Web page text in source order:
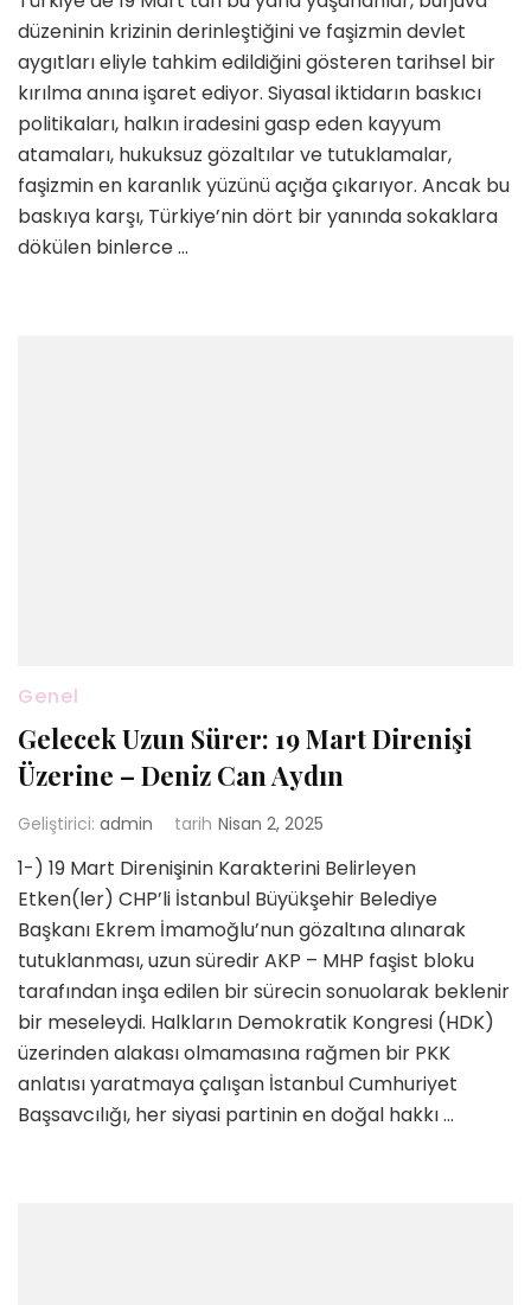
düzeninin krizinin derinleştiğini ve faşizmin devlet
aygıtları eliyle tahkim edildiğini gösteren tarihsel bir
kırılma anına işaret ediyor. Siyasal iktidarın baskıcı
politikaları, halkın iradesini gasp eden kayyum
atamaları, hukuksuz gözaltılar ve tutuklamalar,
faşizmin en karanlık yüzünü açığa çıkarıyor. Ancak bu
baskıya karşı, Türkiye’nin dört bir yanında sokaklara
dökülen binlerce …
Genel
Gelecek Uzun Sürer: 19 Mart Direnişi
Üzerine – Deniz Can Aydın
Geliştirici: admin tarih Nisan 2, 2025
1-) 19 Mart Direnişinin Karakterini Belirleyen
Etken(ler) CHP’li İstanbul Büyükşehir Belediye
Başkanı Ekrem İmamoğlu’nun gözaltına alınarak
tutuklanması, uzun süredir AKP – MHP faşist bloku
tarafından inşa edilen bir sürecin sonuolarak beklenir
bir meseleydi. Halkların Demokratik Kongresi (HDK)
üzerinden alakası olmamasına rağmen bir PKK
anlatısı yaratmaya çalışan İstanbul Cumhuriyet
Başsavcılığı, her siyasi partinin en doğal hakkı …